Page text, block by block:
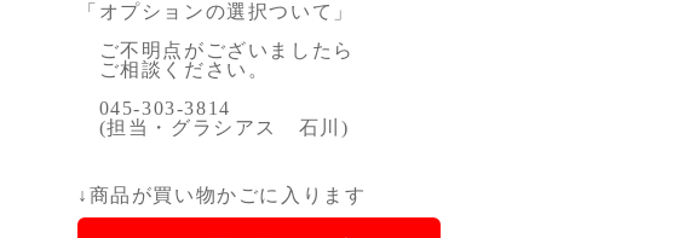
「オプションの選択ついて」
ご不明点がございましたら
ご相談ください。
045-303-3814
(担当・グラシアス 石川)
↓商品が買い物かごに入ります